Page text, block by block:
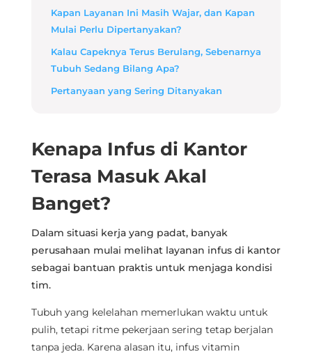
Kapan Layanan Ini Masih Wajar, dan Kapan
Mulai Perlu Dipertanyakan?
Kalau Capeknya Terus Berulang, Sebenarnya
Tubuh Sedang Bilang Apa?
Pertanyaan yang Sering Ditanyakan
Kenapa Infus di Kantor
Terasa Masuk Akal
Banget?
Dalam situasi kerja yang padat, banyak
perusahaan mulai melihat layanan infus di kantor
sebagai bantuan praktis untuk menjaga kondisi
tim.
Tubuh yang kelelahan memerlukan waktu untuk
pulih, tetapi ritme pekerjaan sering tetap berjalan
tanpa jeda. Karena alasan itu, infus vitamin